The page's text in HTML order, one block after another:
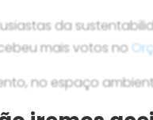
da
mais votos no
no espaço